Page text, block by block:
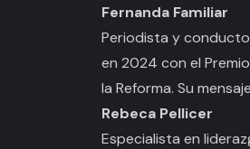
Fernanda Familiar
Periodista y
en 2024 con el
la Reforma. Su
Rebeca Pellicer
Especialista en